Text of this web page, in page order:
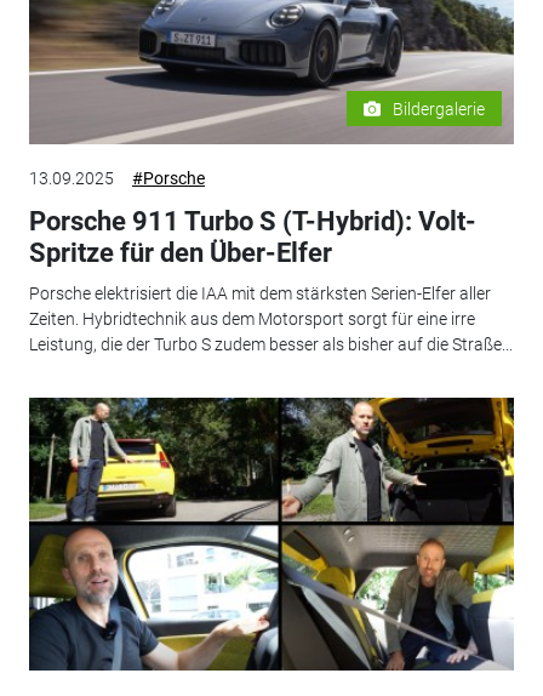
Bildergalerie
13.09.2025 #Porsche
Porsche 911 Turbo S (T-Hybrid): Volt-
Spritze für den Über-Elfer
Porsche elektrisiert die IAA mit dem stärksten Serien-Elfer aller
Zeiten. Hybridtechnik aus dem Motorsport sorgt für eine irre
Leistung, die der Turbo S zudem besser als bisher auf die Straße...